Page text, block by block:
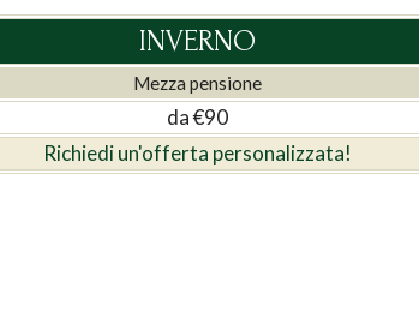
INVERNO
Mezza pensione
da €90
Richiedi un'offerta personalizzata!